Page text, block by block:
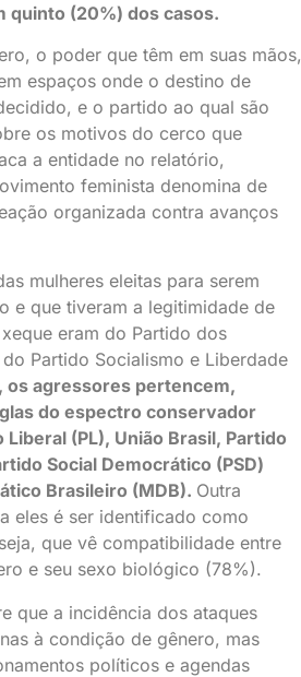
quinto (20%) dos casos.
o poder que têm em suas mãos,
espaços onde o destino de
e o partido ao qual são
os motivos do cerco que
a entidade no relatório,
feminista denomina de
organizada contra avanços
mulheres eleitas para serem
e que tiveram a legitimidade de
eram do Partido dos
Partido Socialismo e Liberdade
os agressores pertencem,
do espectro conservador
(PL), União Brasil, Partido
Social Democrático (PSD)
Brasileiro (MDB). Outra
eles é ser identificado como
que vê compatibilidade entre
e seu sexo biológico (78%).
que a incidência dos ataques
à condição de gênero, mas
políticos e agendas